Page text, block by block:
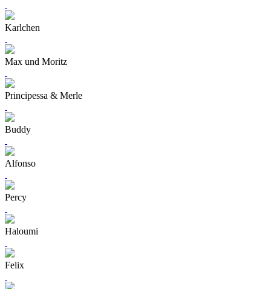
Karlchen
Max und Moritz
Principessa & Merle
Buddy
Alfonso
Percy
Haloumi
Felix